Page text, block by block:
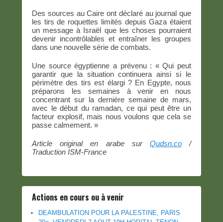
Des sources au Caire ont déclaré au journal que
les tirs de roquettes limités depuis Gaza étaient
un message à Israël que les choses pourraient
devenir incontrôlables et entraîner les groupes
dans une nouvelle série de combats.
Une source égyptienne a prévenu : « Qui peut
garantir que la situation continuera ainsi si le
périmètre des tirs est élargi ? En Egypte, nous
préparons les semaines à venir en nous
concentrant sur la dernière semaine de mars,
avec le début du ramadan, ce qui peut être un
facteur explosif, mais nous voulons que cela se
passe calmement. »
Article original en arabe sur Qudsn.co/
Traduction ISM-France
Actions en cours ou à venir
DEAMBULATION POUR LA PALESTINE, PARIS